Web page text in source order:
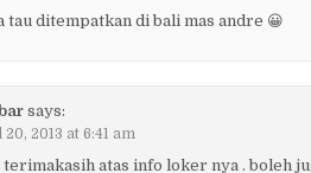
tau ditempatkan di bali mas andre 😀
says:
20, 2013 at 6:41 am
terimakasih atas info loker nya . boleh